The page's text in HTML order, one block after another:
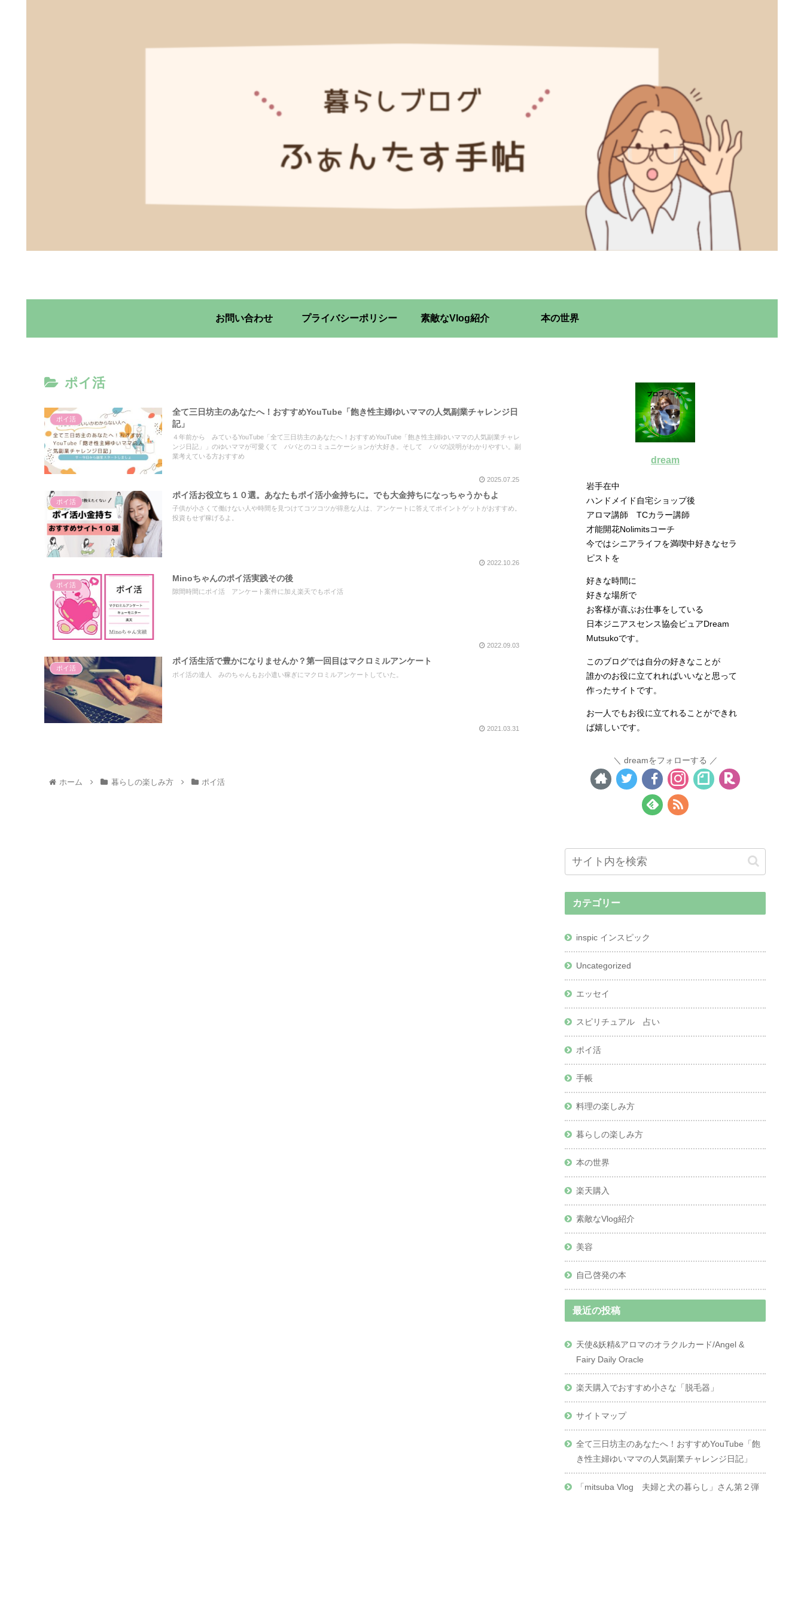
お問い合わせ プライバシーポリシー 素敵なVlog紹介 本の世界
ポイ活
ポイ活
全て三日坊主のあなたへ！おすすめYouTube「飽き性主婦ゆいママの人気副業チャレンジ日
記」
４年前から みているYouTube「全て三日坊主のあなたへ！おすすめYouTube「飽き性主婦ゆいママの人気副業チャレ
ンジ日記」」のゆいママが可愛くて パパとのコミュニケーションが大好き。そして パパの説明がわかりやすい。副
業考えている方おすすめ
2025.07.25
ポイ活
ポイ活お役立ち１０選。あなたもポイ活小金持ちに。でも大金持ちになっちゃうかもよ
子供が小さくて働けない人や時間を見つけてコツコツが得意な人は、アンケートに答えてポイントゲットがおすすめ。
投資もせず稼げるよ。
2022.10.26
ポイ活
Minoちゃんのポイ活実践その後
隙間時間にポイ活 アンケート案件に加え楽天でもポイ活
2022.09.03
ポイ活
ポイ活生活で豊かになりませんか？第一回目はマクロミルアンケート
ポイ活の達人 みのちゃんもお小遣い稼ぎにマクロミルアンケートしていた。
2021.03.31
ホーム 暮らしの楽しみ方 ポイ活
dream
岩手在中
ハンドメイド自宅ショップ後
アロマ講師 TCカラー講師
才能開花Nolimitsコーチ
今ではシニアライフを満喫中好きなセラ
ピストを
好きな時間に
好きな場所で
お客様が喜ぶお仕事をしている
日本ジニアスセンス協会ピュアDream
Mutsukoです。
このブログでは自分の好きなことが
誰かのお役に立てれればいいなと思って
作ったサイトです。
お一人でもお役に立てれることができれ
ば嬉しいです。
dreamをフォローする
カテゴリー
inspic インスピック
Uncategorized
エッセイ
スピリチュアル 占い
ポイ活
手帳
料理の楽しみ方
暮らしの楽しみ方
本の世界
楽天購入
素敵なVlog紹介
美容
自己啓発の本
最近の投稿
天使&妖精&アロマのオラクルカード/Angel &
Fairy Daily Oracle
楽天購入でおすすめ小さな「脱毛器」
サイトマップ
全て三日坊主のあなたへ！おすすめYouTube「飽
き性主婦ゆいママの人気副業チャレンジ日記」
「mitsuba Vlog 夫婦と犬の暮らし」さん第２弾